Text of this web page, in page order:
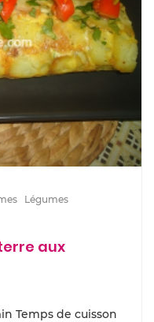
Légumes
aux
Temps de cuisson